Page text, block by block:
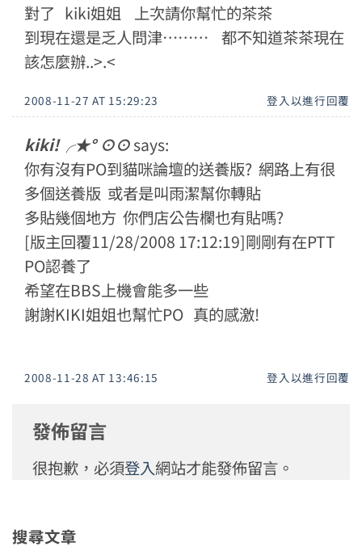
對了 kiki姐姐 上次請你幫忙的茶茶
到現在還是乏人問津……… 都不知道茶茶現在
該怎麼辦..>.<
2008-11-27 AT 15:29:23 登入以進行回覆
kiki!╭★° ⊙⊙says:
你有沒有PO到貓咪論壇的送養版? 網路上有很
多個送養版 或者是叫雨潔幫你轉貼
多貼幾個地方 你們店公告欄也有貼嗎?
[版主回覆11/28/2008 17:12:19]剛剛有在PTT
PO認養了
希望在BBS上機會能多一些
謝謝KIKI姐姐也幫忙PO 真的感激!
2008-11-28 AT 13:46:15 登入以進行回覆
發佈留言
很抱歉，必須登入網站才能發佈留言。
搜尋文章